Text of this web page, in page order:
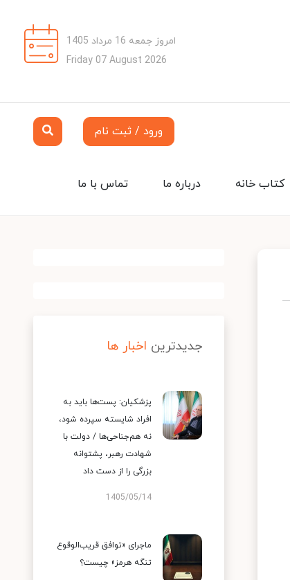
امروز جمعه 16 مرداد 1405
Friday 07 August 2026
ورود / ثبت نام
تماس با ما درباره ما کتاب خانه
جدیدترین اخبار ها
پزشکیان: پست‌ها باید به
افراد شایسته سپرده شود،
نه هم‌جناحی‌ها / دولت با
شهادت رهبر، پشتوانه
بزرگی را از دست داد
1405/05/14
ماجرای «توافق قریب‌الوقوع
تنگه هرمز» چیست؟